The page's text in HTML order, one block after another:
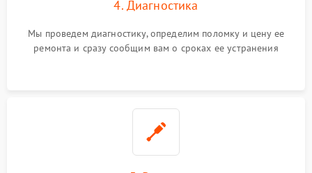
4. Диагностика
Мы проведем диагностику, определим поломку и цену ее
ремонта и сразу сообщим вам о сроках ее устранения